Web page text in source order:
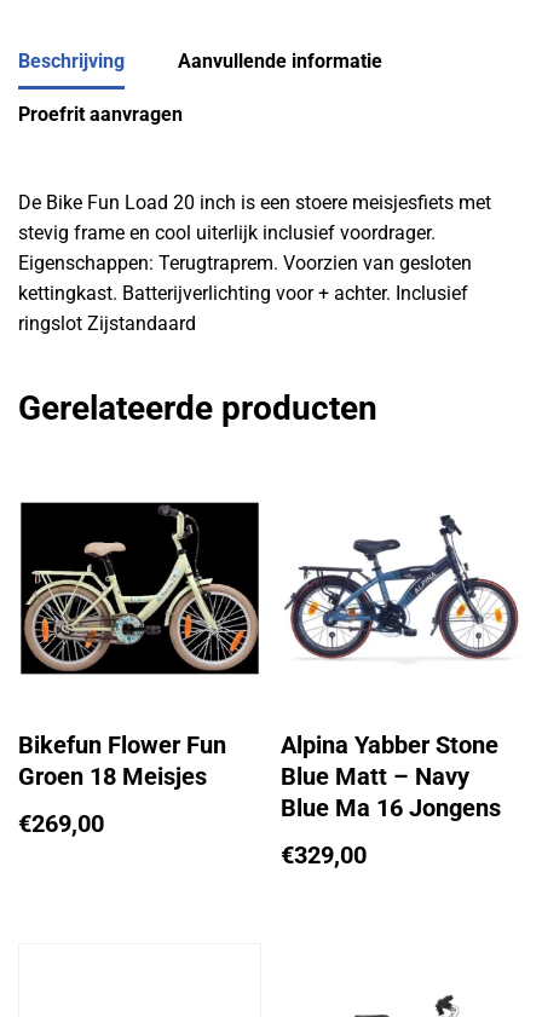
Beschrijving Aanvullende informatie
Proefrit aanvragen
De Bike Fun Load 20 inch is een stoere meisjesfiets met
stevig frame en cool uiterlijk inclusief voordrager.
Eigenschappen: Terugtraprem. Voorzien van gesloten
kettingkast. Batterijverlichting voor + achter. Inclusief
ringslot Zijstandaard
Gerelateerde producten
Bikefun Flower Fun
Groen 18 Meisjes
€269,00
Alpina Yabber Stone
Blue Matt – Navy
Blue Ma 16 Jongens
€329,00